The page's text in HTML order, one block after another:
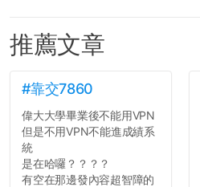
推薦文章
#靠交7860
偉大大學畢業後不能用VPN
但是不用VPN不能進成績系
統
是在哈囉？？？？
有空在那邊發內容超智障的